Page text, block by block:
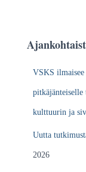
k
h
VSKS ilmaisee
pitkäjänteiselle
kulttuurin ja
Uutta
2026